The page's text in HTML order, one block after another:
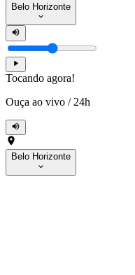
Belo Horizonte
Tocando agora!
Ouça ao vivo / 24h
Belo Horizonte